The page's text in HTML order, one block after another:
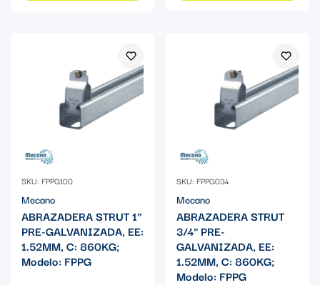
SKU: FPPG100
Mecano
ABRAZADERA STRUT 1"
PRE-GALVANIZADA, EE:
1.52MM, C: 860KG;
Modelo: FPPG
SKU: FPPG034
Mecano
ABRAZADERA STRUT
3/4" PRE-
GALVANIZADA, EE:
1.52MM, C: 860KG;
Modelo: FPPG